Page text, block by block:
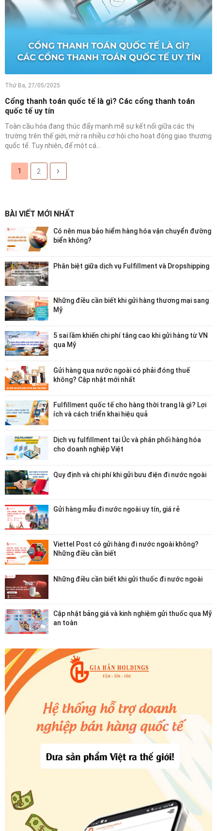
Thứ Ba, 27/05/2025
Cổng thanh toán quốc tế là gì? Các cổng thanh toán
quốc tế uy tín
Toàn cầu hóa đang thúc đẩy mạnh mẽ sự kết nối giữa các thị
trường trên thế giới, mở ra nhiều cơ hội cho hoạt động giao thương
quốc tế. Tuy nhiên, để một cá...
1 2
BÀI VIẾT MỚI NHẤT
Có nên mua bảo hiểm hàng hóa vận chuyển đường
biển không?
Phân biệt giữa dịch vụ Fulfillment và Dropshipping
Những điều cần biết khi gửi hàng thương mại sang
Mỹ
5 sai lầm khiến chi phí tăng cao khi gửi hàng từ VN
qua Mỹ
Gửi hàng qua nước ngoài có phải đóng thuế
không? Cập nhật mới nhất
Fulfillment quốc tế cho hàng thời trang là gì? Lợi
ích và cách triển khai hiệu quả
Dịch vụ fulfillment tại Úc và phân phối hàng hóa
cho doanh nghiệp Việt
Quy định và chi phí khi gửi bưu điện đi nước ngoài
Gửi hàng mẫu đi nước ngoài uy tín, giá rẻ
Viettel Post có gửi hàng đi nước ngoài không?
Những điều cần biết
Những điều cần biết khi gửi thuốc đi nước ngoài
Cập nhật bảng giá và kinh nghiệm gửi thuốc qua Mỹ
an toàn